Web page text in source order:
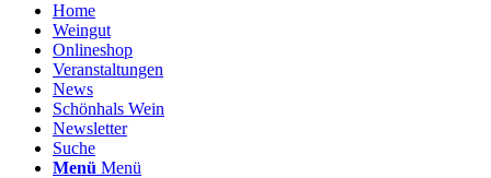
Home
Weingut
Onlineshop
Veranstaltungen
News
Schönhals Wein
Newsletter
Suche
Menü Menü